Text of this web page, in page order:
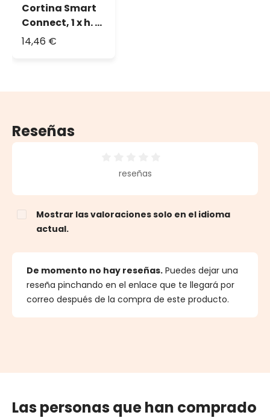
Cortina Smart
Connect, 1 x h. 2
m, 120 Led
14,46 €
Reseñas
Calificación promedio de 0 de 5 estrellas
reseñas
Mostrar las valoraciones solo en el idioma
actual.
De momento no hay reseñas. Puedes dejar una
reseña pinchando en el enlace que te llegará por
correo después de la compra de este producto.
Las personas que han comprado